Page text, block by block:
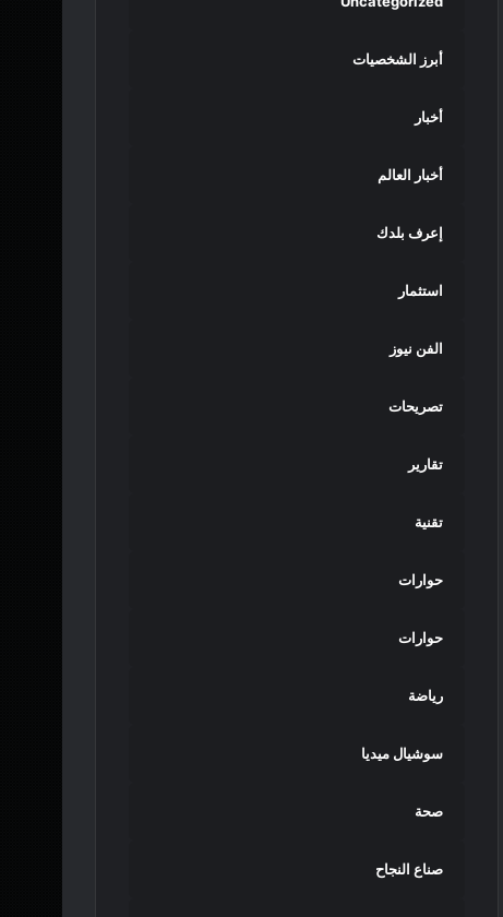
أبرز الشخصيات
أخبار
أخبار العالم
إعرف بلدك
استثمار
الفن نيوز
تصريحات
تقارير
تقنية
حوارات
حوارات
رياضة
سوشيال ميديا
صحة
صناع النجاح